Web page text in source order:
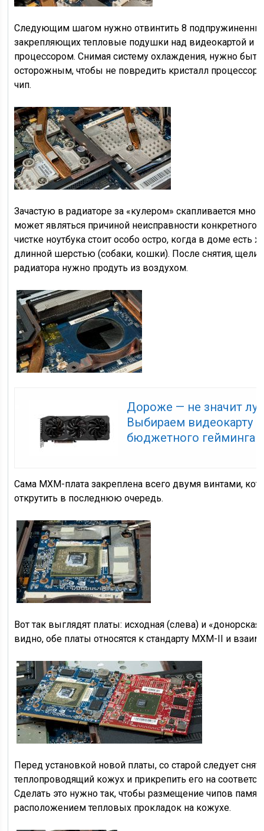
Следующим шагом нужно отвинтить 8
закрепляющих тепловые подушки над видеокартой и
процессором. Снимая систему охлаждения, нужно быть
осторожным, чтобы не повредить кристалл
чип.
Зачастую в радиаторе за «кулером» скапливается
может являться причиной неисправности конкретного
чистке ноутбука стоит особо остро, когда в доме есть
длинной шерстью (собаки, кошки). После снятия, щели
радиатора нужно продуть из воздухом.
Дороже — не значит
Выбираем видеокарту
бюджетного гейминга
Сама MXM-плата закреплена всего двумя винтами,
открутить в последнюю очередь.
Вот так выглядят платы: исходная (слева) и
видно, обе платы относятся к стандарту MXM-II и
Перед установкой новой платы, со старой следует
теплопроводящий кожух и прикрепить его на
Сделать это нужно так, чтобы размещение чипов
расположением тепловых прокладок на кожухе.